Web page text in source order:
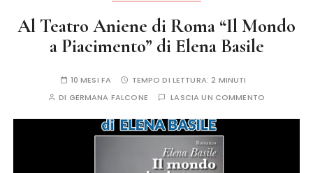
Al Teatro Aniene di Roma “Il Mondo
a Piacimento” di Elena Basile
10 MESI FA TEMPO DI LETTURA:2 MINUTI
DI GERMANA FALCONE LASCIA UN COMMENTO